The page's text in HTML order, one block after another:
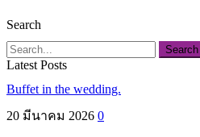
Search
Search
Latest Posts
Buffet in the wedding.
20 มีนาคม 2026 0